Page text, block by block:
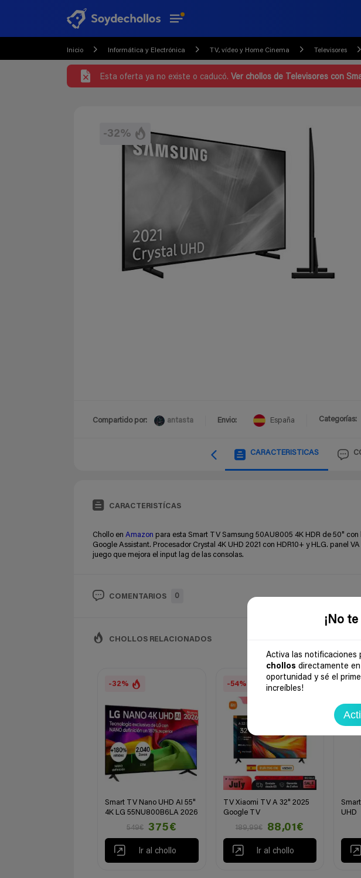
¡No
Activa las notificaciones
chollos directamente en
oportunidad y sé el
increíbles!
Inicio Informática y Electrónica TV, vídeo y Home Cinema Televisores
Esta oferta ya no existe o caducó. Ver chollos de Televisores con
-32%
Compartido por: antasta Envio: España Categorías:
CARACTERISTICAS
CARACTERISTÍCAS
Chollo en Amazon para esta Smart TV Samsung 50AU8005 4K HDR de 50"
Google Assistant. Procesador Crystal 4K UHD 2021 con HDR10+ y HLG. panel
juego que mejora el input lag de las consolas.
COMENTARIOS 0
CHOLLOS RELACIONADOS
-32%
Smart TV Nano UHD AI 55"
4K LG 55NU800B6LA 2026
549€
375€
Ir al chollo
-54%
TV Xiaomi TV A 32" 2025
Google TV
189,99€
88,01€
Ir al chollo
UHD